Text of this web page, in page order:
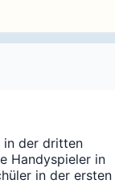
in der dritten
Handyspieler in
in der ersten